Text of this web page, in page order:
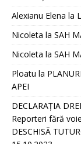
Alexianu Elena la
Nicoleta la SAH
Nicoleta la SAH
Ploatu la
APEI
DECLARAȚIA
Reporteri fără voie
DESCHISĂ